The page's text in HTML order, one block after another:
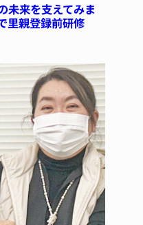
未来を支えてみま
里親登録前研修